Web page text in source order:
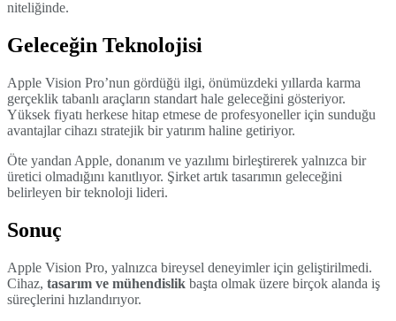
niteliğinde.
Geleceğin Teknolojisi
Apple Vision Pro’nun gördüğü ilgi, önümüzdeki yıllarda karma
gerçeklik tabanlı araçların standart hale geleceğini gösteriyor.
Yüksek fiyatı herkese hitap etmese de profesyoneller için sunduğu
avantajlar cihazı stratejik bir yatırım haline getiriyor.
Öte yandan Apple, donanım ve yazılımı birleştirerek yalnızca bir
üretici olmadığını kanıtlıyor. Şirket artık tasarımın geleceğini
belirleyen bir teknoloji lideri.
Sonuç
Apple Vision Pro, yalnızca bireysel deneyimler için geliştirilmedi.
Cihaz, tasarım ve mühendislik başta olmak üzere birçok alanda iş
süreçlerini hızlandırıyor.